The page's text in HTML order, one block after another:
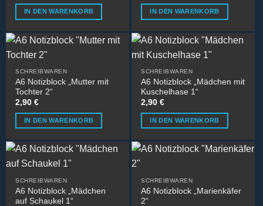
IN DEN WARENKORB IN DEN WARENKORB
SCHREIBWAREN
A6 Notizblock „Mutter mit
Tochter 2“
2,90€
IN DEN WARENKORB
SCHREIBWAREN
A6 Notizblock „Mädchen mit
Kuschelhase 1“
2,90€
IN DEN WARENKORB
SCHREIBWAREN
A6 Notizblock „Mädchen
auf Schaukel 1“
SCHREIBWAREN
A6 Notizblock „Marienkäfer
2“